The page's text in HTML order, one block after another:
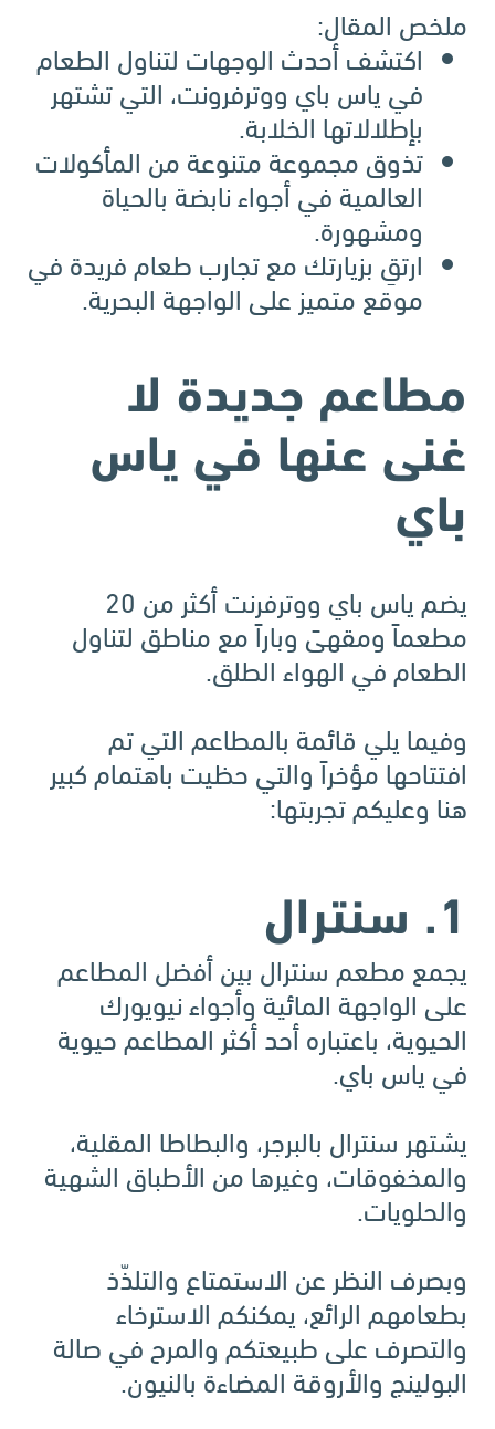
ملخص المقال:
اكتشف أحدث الوجهات لتناول الطعام
في ياس باي ووترفرونت، التي تشتهر
بإطلالاتها الخلابة.
تذوق مجموعة متنوعة من المأكولات
العالمية في أجواء نابضة بالحياة
ومشهورة.
ارتقِ بزيارتك مع تجارب طعام فريدة في
موقع متميز على الواجهة البحرية.
مطاعم جديدة لا
غنى عنها في ياس
باي
يضم ياس باي ووترفرنت أكثر من 20
مطعماً ومقهىً وباراً مع مناطق لتناول
الطعام في الهواء الطلق.
وفيما يلي قائمة بالمطاعم التي تم
افتتاحها مؤخراً والتي حظيت باهتمام كبير
هنا وعليكم تجربتها:
1. سنترال
يجمع مطعم سنترال بين أفضل المطاعم
على الواجهة المائية وأجواء نيويورك
الحيوية، باعتباره أحد أكثر المطاعم حيوية
في ياس باي.
يشتهر سنترال بالبرجر، والبطاطا المقلية،
والمخفوقات، وغيرها من الأطباق الشهية
والحلويات.
وبصرف النظر عن الاستمتاع والتلذّذ
بطعامهم الرائع، يمكنكم الاسترخاء
والتصرف على طبيعتكم والمرح في صالة
البولينج والأروقة المضاءة بالنيون.